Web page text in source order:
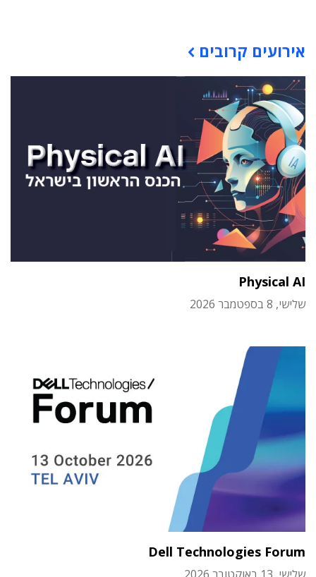
אירועים קרובים
Physical AI
שלישי, 8 בספטמבר 2026
Dell Technologies Forum